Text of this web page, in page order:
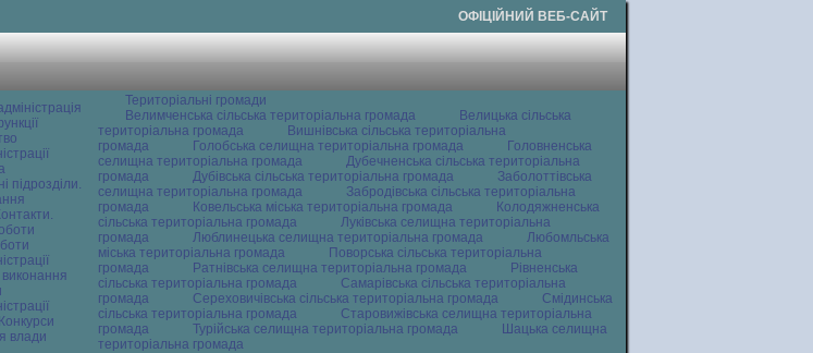
ОФІЦІЙНИЙ ВЕБ-САЙТ
підрозділи.
виконання
влади
Територіальні громади
Велимченська сільська територіальна громада
Велицька сільська
територіальна громада
Вишнівська сільська територіальна
громада
Голобська селищна територіальна громада
Головненська
селищна територіальна громада
Дубечненська сільська територіальна
громада
Дубівська сільська територіальна громада
Заболоттівська
селищна територіальна громада
Забродівська сільська територіальна
громада
Ковельська міська територіальна громада
Колодяжненська
сільська територіальна громада
Луківська селищна територіальна
громада
Люблинецька селищна територіальна громада
Любомльська
міська територіальна громада
Поворська сільська територіальна
громада
Ратнівська селищна територіальна громада
Рівненська
сільська територіальна громада
Самарівська сільська територіальна
громада
Сереховичівська сільська територіальна громада
Смідинська
сільська територіальна громада
Старовижівська селищна територіальна
громада
Турійська селищна територіальна громада
Шацька селищна
територіальна громада